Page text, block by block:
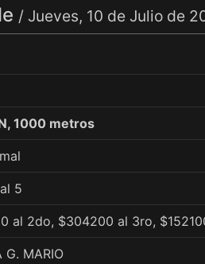
/ Jueves, 10 de Julio de
1000 metros
5
al 2do, $304200 al 3ro,
G. MARIO